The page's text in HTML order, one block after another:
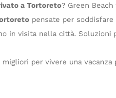
a Tortoreto? Green
pensate per
in visita nella città. Soluzioni
per vivere una vacanza